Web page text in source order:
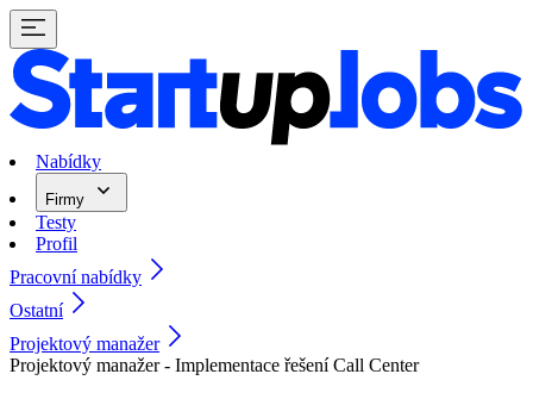
Nabídky
Firmy
Testy
Profil
Pracovní nabídky
Ostatní
Projektový manažer
Projektový manažer - Implementace řešení Call Center